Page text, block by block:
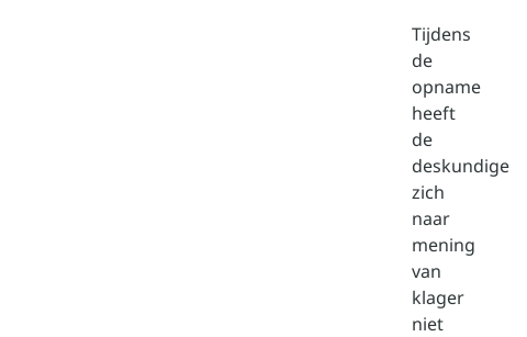
Tijdens
de
opname
heeft
de
deskundige
zich
naar
mening
van
klager
niet